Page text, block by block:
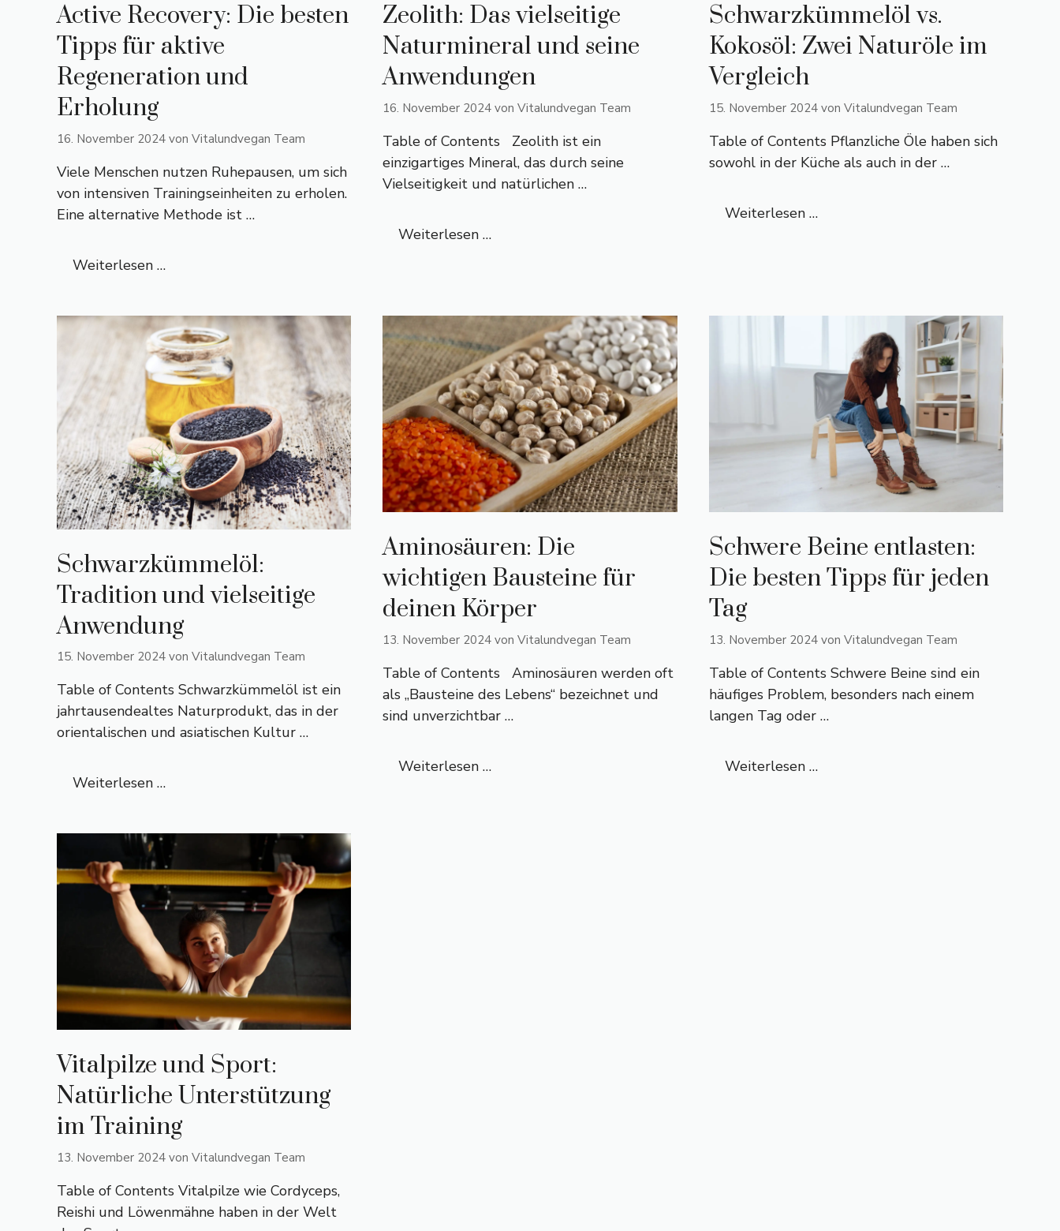
Active Recovery: Die besten
Tipps für aktive
Regeneration und
Erholung
16. November 2024 von Vitalundvegan Team
Viele Menschen nutzen Ruhepausen, um sich
von intensiven Trainingseinheiten zu erholen.
Eine alternative Methode ist …
Weiterlesen …
Zeolith: Das vielseitige
Naturmineral und seine
Anwendungen
16. November 2024 vonVitalundvegan Team
Table of Contents Zeolith ist ein
einzigartiges Mineral, das durch seine
Vielseitigkeit und natürlichen …
Weiterlesen …
Schwarzkümmelöl vs.
Kokosöl: Zwei Naturöle im
Vergleich
15. November 2024 von Vitalundvegan Team
Table of Contents Pflanzliche Öle haben sich
sowohl in der Küche als auch in der …
Weiterlesen …
Schwarzkümmelöl:
Tradition und vielseitige
Anwendung
15. November 2024 von Vitalundvegan Team
Table of Contents Schwarzkümmelöl ist ein
jahrtausendealtes Naturprodukt, das in der
orientalischen und asiatischen Kultur …
Weiterlesen …
Aminosäuren: Die
wichtigen Bausteine für
deinen Körper
13. November 2024 vonVitalundvegan Team
Table of Contents Aminosäuren werden oft
als „Bausteine des Lebens“ bezeichnet und
sind unverzichtbar …
Weiterlesen …
Schwere Beine entlasten:
Die besten Tipps für jeden
Tag
13. November 2024 von Vitalundvegan Team
Table of Contents Schwere Beine sind ein
häufiges Problem, besonders nach einem
langen Tag oder …
Weiterlesen …
Vitalpilze und Sport:
Natürliche Unterstützung
im Training
13. November 2024 von Vitalundvegan Team
Table of Contents Vitalpilze wie Cordyceps,
Reishi und Löwenmähne haben in der Welt